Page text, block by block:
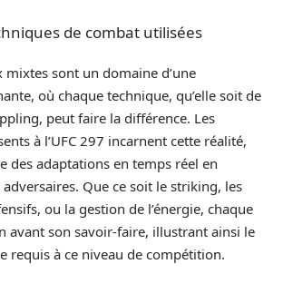
de combat utilisées
mixtes sont un domaine d’une
où chaque technique, qu’elle soit de
peut faire la différence. Les
à l’UFC 297 incarnent cette réalité,
des adaptations en temps réel en
Que ce soit le striking, les
ou la gestion de l’énergie, chaque
avant son savoir-faire, illustrant ainsi le
requis à ce niveau de compétition.